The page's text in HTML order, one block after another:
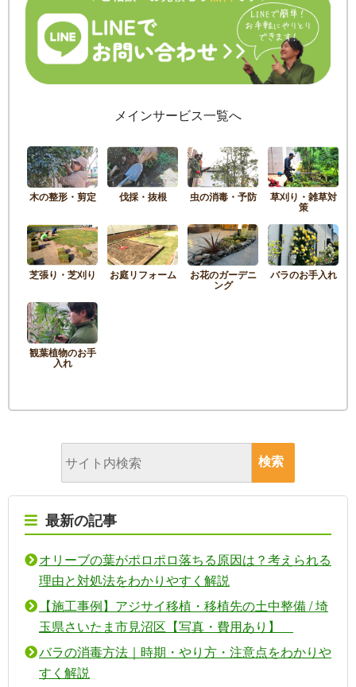
メインサービス一覧へ
木の整形・剪定 伐採・抜根 虫の消毒・予防 草刈り・雑草対
策
芝張り・芝刈り お庭リフォーム お花のガーデニ
ング
バラのお手入れ
観葉植物のお手
入れ
最新の記事
オリーブの葉がポロポロ落ちる原因は？考えられる
理由と対処法をわかりやすく解説
【施工事例】アジサイ移植・移植先の土中整備 / 埼
玉県さいたま市見沼区【写真・費用あり】
バラの消毒方法｜時期・やり方・注意点をわかりや
すく解説